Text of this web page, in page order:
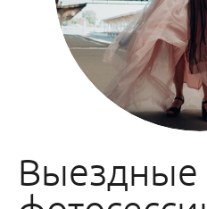
Выездные